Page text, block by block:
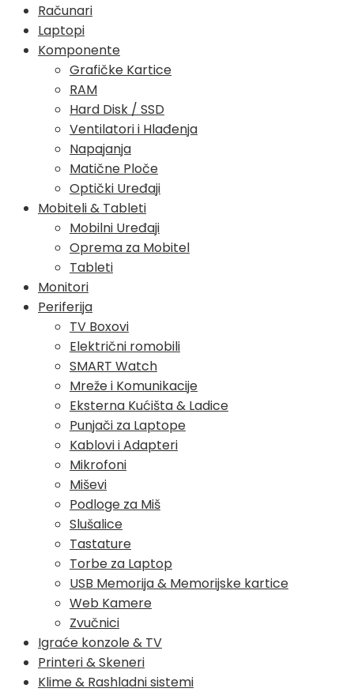
Računari
Laptopi
Komponente
Grafičke Kartice
RAM
Hard Disk / SSD
Ventilatori i Hlađenja
Napajanja
Matične Ploče
Optički Uređaji
Mobiteli & Tableti
Mobilni Uređaji
Oprema za Mobitel
Tableti
Monitori
Periferija
TV Boxovi
Električni romobili
SMART Watch
Mreže i Komunikacije
Eksterna Kućišta & Ladice
Punjači za Laptope
Kablovi i Adapteri
Mikrofoni
Miševi
Podloge za Miš
Slušalice
Tastature
Torbe za Laptop
USB Memorija & Memorijske kartice
Web Kamere
Zvučnici
Igraće konzole & TV
Printeri & Skeneri
Klime & Rashladni sistemi